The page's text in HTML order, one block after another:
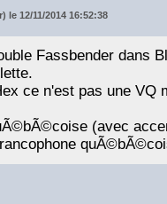
le 12/11/2014 16:52:38
Fassbender dans
ce n'est pas une VQ
(avec